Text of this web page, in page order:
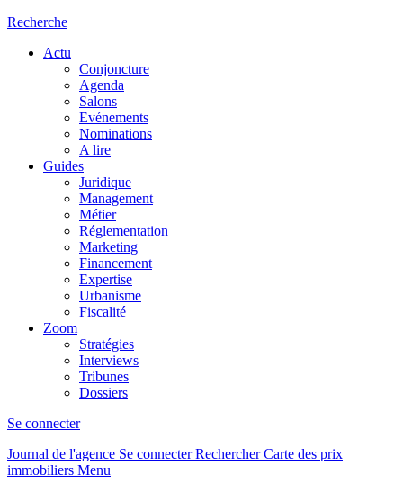
Recherche
Actu
Conjoncture
Agenda
Salons
Evénements
Nominations
A lire
Guides
Juridique
Management
Métier
Réglementation
Marketing
Financement
Expertise
Urbanisme
Fiscalité
Zoom
Stratégies
Interviews
Tribunes
Dossiers
Se connecter
Journal de l'agence Se connecterRechercher Carte des prix
immobiliers Menu